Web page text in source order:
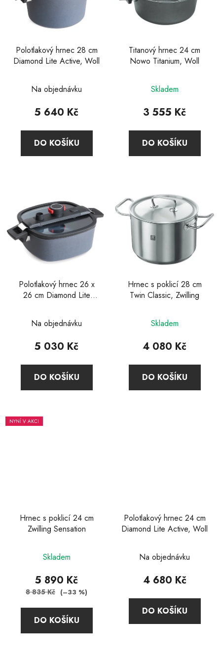
Polotlakový hrnec 28 cm
Diamond Lite Active, Woll
hodnocení
produktu
2,0
z
Na objednávku
5 640 Kč
DO KOŠÍKU
Titanový hrnec 24 cm
Nowo Titanium, Woll
hodnocení
produktu
4,0
z
Skladem
3 555 Kč
DO KOŠÍKU
Polotlakový hrnec 26 x
26 cm Diamond Lite
Na objednávku
5 030 Kč
DO KOŠÍKU
Hrnec s poklicí 28 cm
Twin Classic, Zwilling
Skladem
4 080 Kč
DO KOŠÍKU
NYNÍ V AKCI
Hrnec s poklicí 24 cm
Zwilling Sensation
hodnocení
produktu
je
z
Skladem
5 890 Kč
8 835 Kč (–33 %)
DO KOŠÍKU
Polotlakový hrnec 24 cm
Diamond Lite Active, Woll
hodnocení
produktu
5,0
z
Na objednávku
4 680 Kč
DO KOŠÍKU